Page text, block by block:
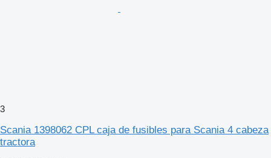
3
Scania 1398062 CPL caja de fusibles para Scania 4 cabeza
tractora